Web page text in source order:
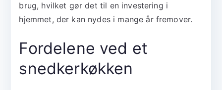
brug, hvilket gør det til en investering i
hjemmet, der kan nydes i mange år fremover.
Fordelene ved et
snedkerkøkken